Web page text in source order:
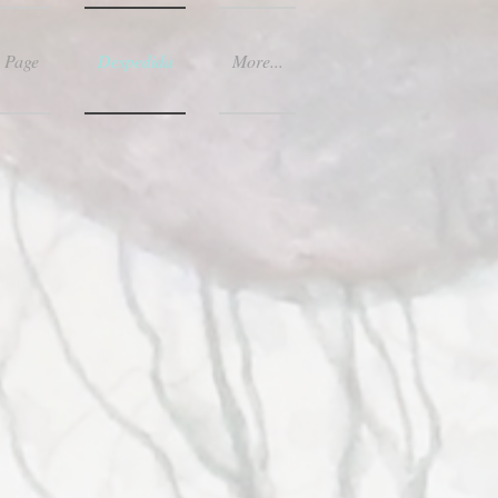
Despedida More...